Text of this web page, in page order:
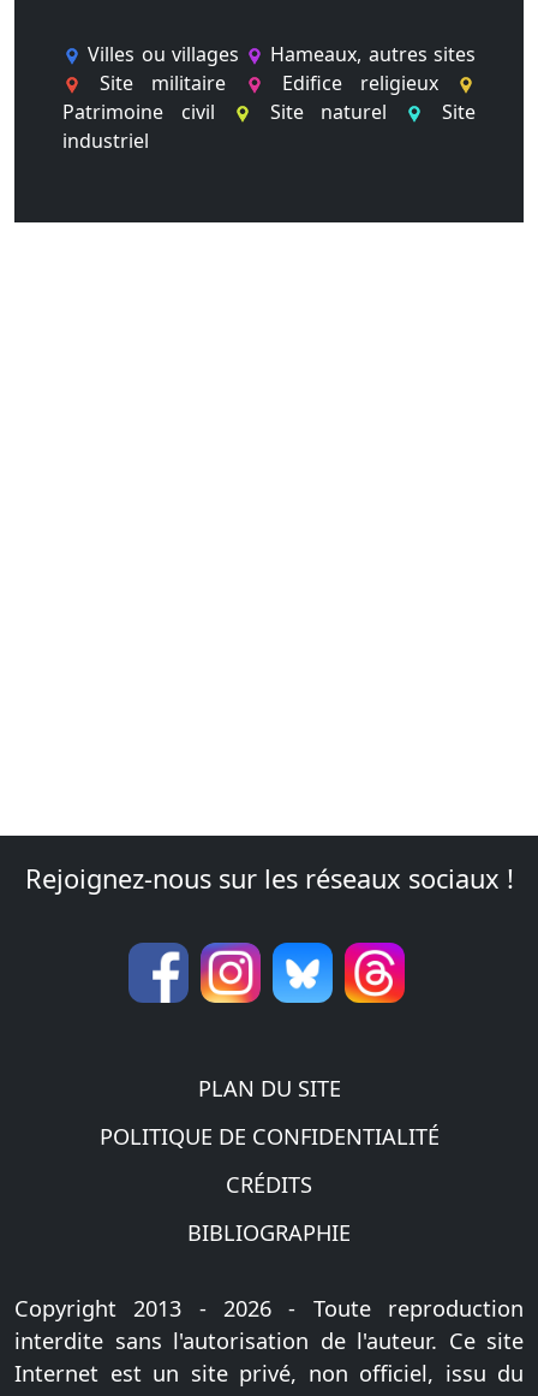
Villes ou villages
Hameaux, autres sites
Site militaire
Edifice religieux
Patrimoine civil
Site naturel
Site
industriel
Rejoignez-nous sur les réseaux sociaux !
PLAN DU SITE
POLITIQUE DE CONFIDENTIALITÉ
CRÉDITS
BIBLIOGRAPHIE
Copyright 2013 - 2026 - Toute reproduction
interdite sans l'autorisation de l'auteur. Ce site
Internet est un site privé, non officiel, issu du